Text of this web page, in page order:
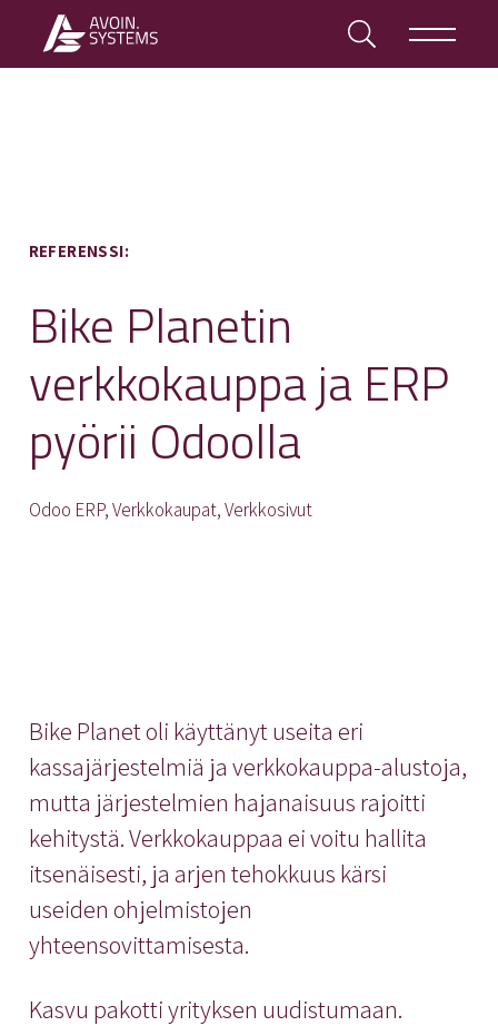
REFERENSSI:
Bike Planetin
verkkokauppa ja ERP
pyörii Odoolla
Odoo ERP, Verkkokaupat, Verkkosivut
Bike Planet oli käyttänyt useita eri
kassajärjestelmiä ja verkkokauppa-alustoja,
mutta järjestelmien hajanaisuus rajoitti
kehitystä. Verkkokauppaa ei voitu hallita
itsenäisesti, ja arjen tehokkuus kärsi
useiden ohjelmistojen
yhteensovittamisesta.
Kasvu pakotti yrityksen uudistumaan.